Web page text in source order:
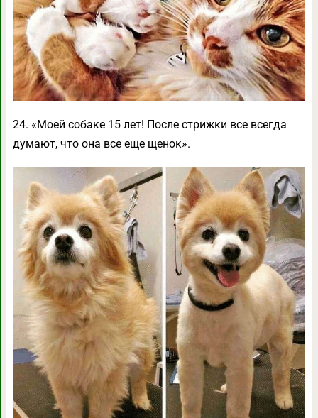
24. «Моей собаке 15 лет! После стрижки все всегда
думают, что она все еще щенок».